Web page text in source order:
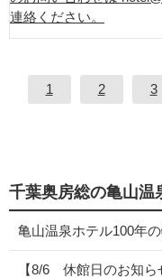
連絡ください。
1 2 3
千葉奥房総の亀山温
亀山温泉ホテル100年
【8/6 休館日のお知ら